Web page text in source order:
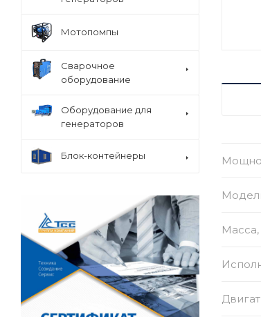
Масса,
Мотопомпы
Сварочное
оборудование
Оборудование для
генераторов
Блок-контейнеры